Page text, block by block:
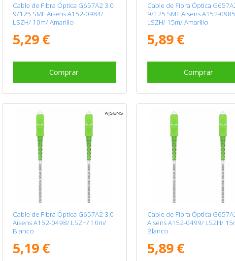
Cable de Fibra Óptica G657A2 3.0
9/125 SMF Aisens A152-0984/
LSZH/ 10m/ Amarillo
5,29 €
Comprar
Cable de Fibra Óptica
9/125 SMF Aisens A152-
LSZH/ 15m/ Amarillo
5,89 €
Comprar
Cable de Fibra Óptica G657A2 3.0
Aisens A152-0498/ LSZH/ 10m/
Blanco
5,19 €
Cable de Fibra Óptica
Aisens A152-0499/ LSZH/
Blanco
5,89 €